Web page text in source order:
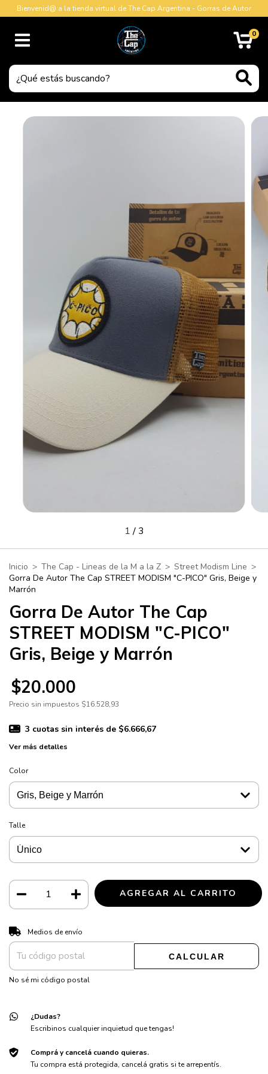
Bienvenid@ a la tienda virtual de The Cap Argentina - Gorras de Autor
0
1 / 3
Inicio > The Cap - Lineas de la M a la Z > Street Modism Line >
Gorra De Autor The Cap STREET MODISM "C-PICO" Gris, Beige y
Marrón
Gorra De Autor The Cap
STREET MODISM "C-PICO"
Gris, Beige y Marrón
$20.000
Precio sin impuestos $16.528,93
3 cuotas sin interés de $6.666,67
Ver más detalles
Color
Talle
Entregas para el CP:
Medios de envío
CALCULAR
No sé mi código postal
¿Dudas?
Escribinos cualquier inquietud que tengas!
Comprá y cancelá cuando quieras.
Tu compra está protegida, cancelá gratis si te arrepentís.